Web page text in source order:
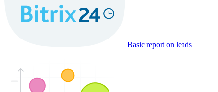
Basic report on leads